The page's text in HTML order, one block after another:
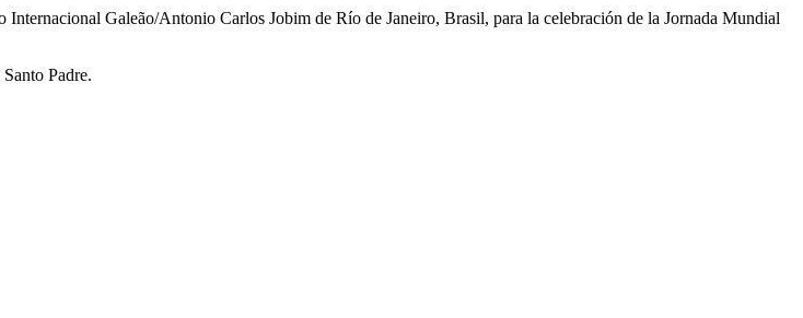
Internacional Galeão/Antonio Carlos Jobim de Río de Janeiro, Brasil, para la celebración de la Jornada Mundial
Padre.